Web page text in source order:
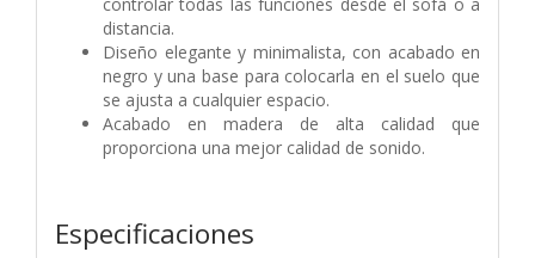
distancia.
Diseño elegante y minimalista, con acabado en
negro y una base para colocarla en el suelo que
se ajusta a cualquier espacio.
Acabado en madera de alta calidad que
proporciona una mejor calidad de sonido.
Especificaciones